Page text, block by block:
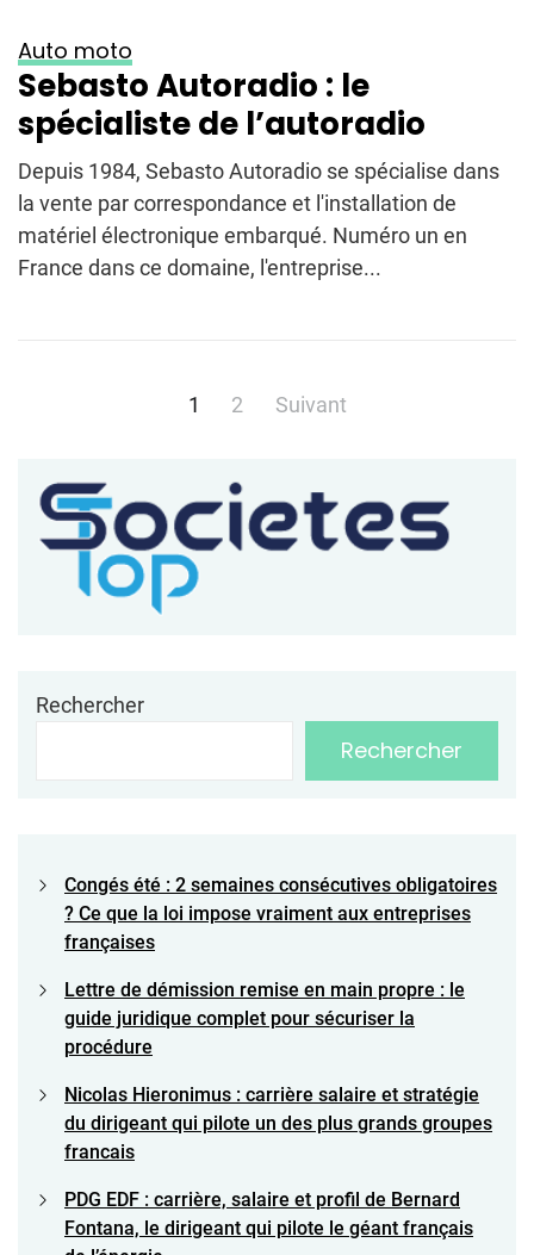
Auto moto
Sebasto Autoradio : le
spécialiste de l’autoradio
Depuis 1984, Sebasto Autoradio se spécialise dans
la vente par correspondance et l'installation de
matériel électronique embarqué. Numéro un en
France dans ce domaine, l'entreprise...
Pagination
des
publications
1 2 Suivant
Rechercher
Rechercher
Congés été : 2 semaines consécutives obligatoires
? Ce que la loi impose vraiment aux entreprises
françaises
Lettre de démission remise en main propre : le
guide juridique complet pour sécuriser la
procédure
Nicolas Hieronimus : carrière salaire et stratégie
du dirigeant qui pilote un des plus grands groupes
francais
PDG EDF : carrière, salaire et profil de Bernard
Fontana, le dirigeant qui pilote le géant français